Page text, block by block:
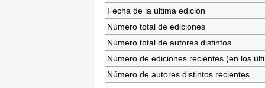
Fecha de la última edición
Número total de ediciones
Número total de autores distintos
Número de ediciones recientes (en los
Número de autores distintos recientes